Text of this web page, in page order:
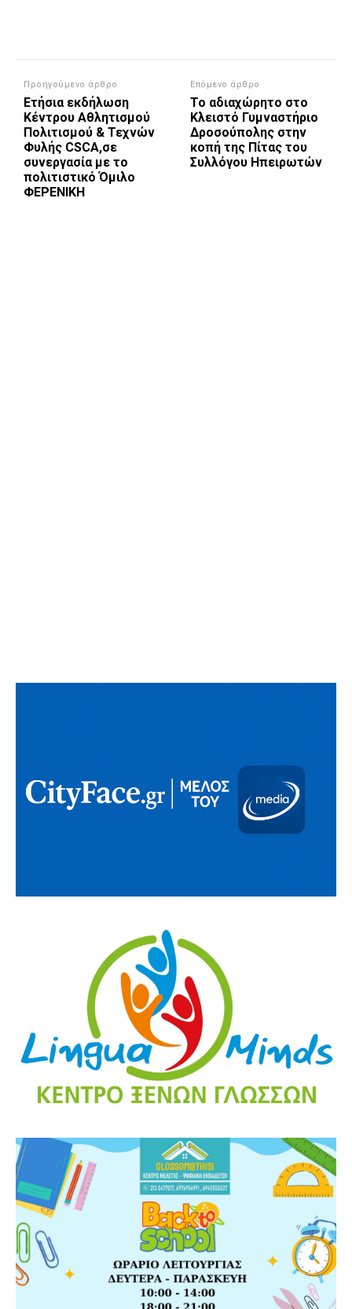
Προηγούμενο άρθρο
Ετήσια εκδήλωση
Κέντρου Αθλητισμού
Πολιτισμού & Τεχνών
Φυλής CSCA,σε
συνεργασία με το
πολιτιστικό Όμιλο
ΦΕΡΕΝΙΚΗ
Επόμενο άρθρο
Το αδιαχώρητο στο
Κλειστό Γυμναστήριο
Δροσούπολης στην
κοπή της Πίτας του
Συλλόγου Ηπειρωτών